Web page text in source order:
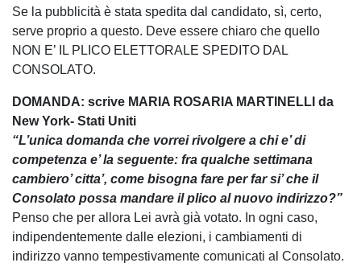
Se la pubblicità è stata spedita dal candidato, sì, certo,
serve proprio a questo. Deve essere chiaro che quello
NON E’ IL PLICO ELETTORALE SPEDITO DAL
CONSOLATO.
DOMANDA: scrive MARIA ROSARIA MARTINELLI da
New York- Stati Uniti
“L’unica domanda che vorrei rivolgere a chi e’ di
competenza e’ la seguente: fra qualche settimana
cambiero’ citta’, come bisogna fare per far si’ che il
Consolato possa mandare il plico al nuovo indirizzo?”
Penso che per allora Lei avrà già votato. In ogni caso,
indipendentemente dalle elezioni, i cambiamenti di
indirizzo vanno tempestivamente comunicati al Consolato.